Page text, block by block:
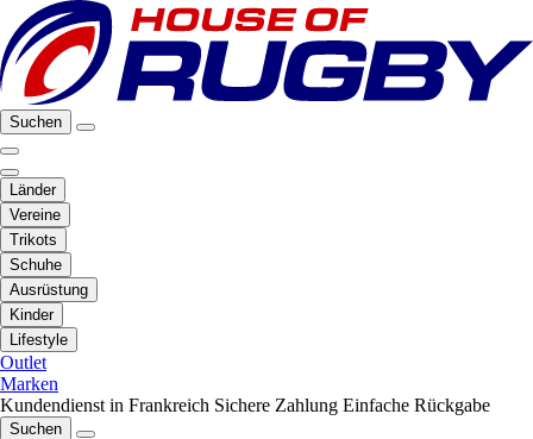
Suchen
Länder
Vereine
Trikots
Schuhe
Ausrüstung
Kinder
Lifestyle
Outlet
Marken
Kundendienst in Frankreich Sichere Zahlung Einfache Rückgabe
Suchen